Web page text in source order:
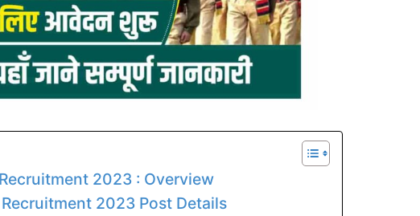
2023 : Overview
2023 Post Details